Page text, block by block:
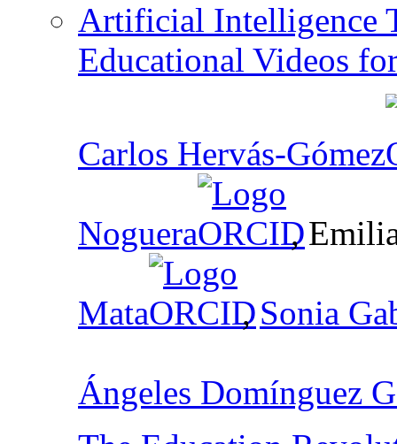
Artificial Intelligence
Educational Videos
Carlos Hervás-Gómez
Noguera ,
Mata ,Sonia
Ángeles Domínguez